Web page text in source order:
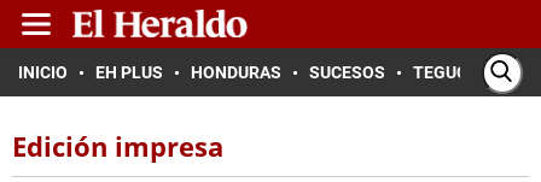
INICIO EH PLUS HONDURAS SUCESOS TEGUCIGALPA
Edición impresa